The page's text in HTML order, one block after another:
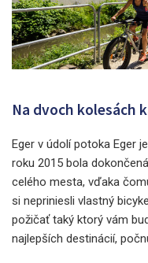
Na dvoch kolesách
Eger v údolí potoka Eger
roku 2015 bola
celého mesta, vďaka
si nepriniesli vlastný
požičať taký ktorý vám
najlepších destinácií,